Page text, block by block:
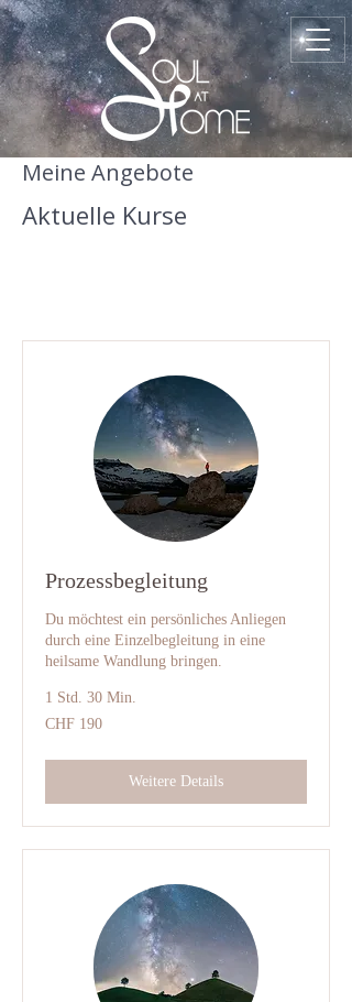
Meine Angebote
Aktuelle Kurse
Prozessbegleitung
Du möchtest ein persönliches Anliegen
durch eine Einzelbegleitung in eine
heilsame Wandlung bringen.
1 Std. 30 Min.
190
Schweizer
CHF 190
Weitere Details